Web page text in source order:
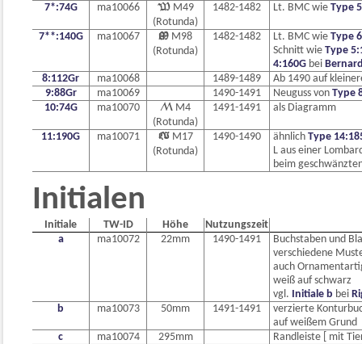
7*:74G
ma10066  M49
(Rotunda)
1482-1482 Lt. BMC wie Type
7**:140G ma10067  M98
(Rotunda)
1482-1482 Lt. BMC wie Type
Schnitt wie Type
4:160G bei
8:112Gr
ma10068 1489-1489
Ab 1490 auf
9:88Gr
ma10069 1490-1491 Neuguss von Type
10:74G
ma10070  M4
(Rotunda)
1491-1491 als Diagramm
11:190G ma10071  M17
(Rotunda)
1490-1490 ähnlich Type
L aus einer
beim
Initialen
Initiale TW-ID Höhe
Nutzungszeit
a
ma10072 22mm 1490-1491
Buchstaben und
verschiedene
auch
weiß auf schwarz
vgl. Initiale b bei
b
ma10073 50mm 1491-1491
verzierte
auf weißem Grund
c
ma10074 295mm
Randleiste [ mit